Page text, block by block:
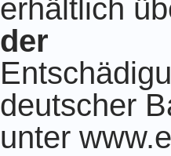
erhältlich
der
deutscher
unter